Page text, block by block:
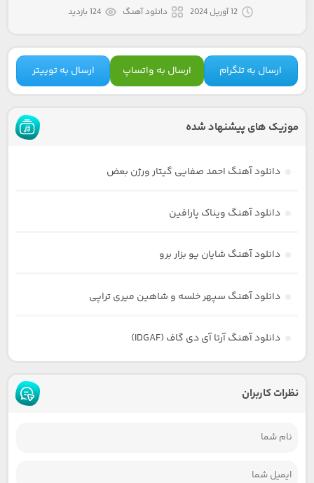
12 آوریل 2024 دانلود آهنگ 124 بازدید
ارسال به تلگرام ارسال به واتساپ ارسال به توییتر
موزیک های پیشنهاد شده
دانلود آهنگ احمد صفایی گیتار ورژن بعض
دانلود آهنگ ویناک پارافین
دانلود آهنگ شایان یو بزار برو
دانلود آهنگ سپهر خلسه و شاهین میری تراپی
دانلود آهنگ آرتا آی دی گاف (IDGAF)
نظرات کاربران